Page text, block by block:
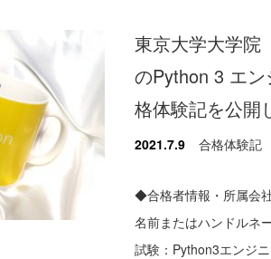
東京大学大学
のPython 3 エ
格体験記を公開
2021.7.9 合格体験記
◆合格者情報・所属会
名前またはハンドルネ
試験：Python3エンジ